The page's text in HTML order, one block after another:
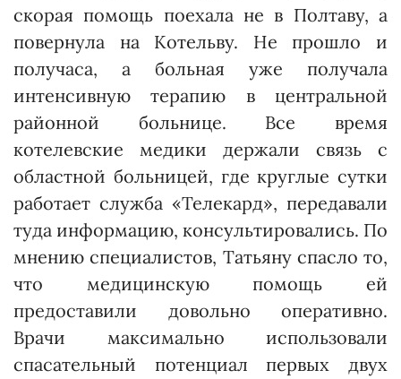
скорая помощь поехала не в Полтаву, а
повернула на Котельву. Не прошло и
получаса, а больная уже получала
интенсивную терапию в центральной
районной больнице. Все время
котелевские медики держали связь с
областной больницей, где круглые сутки
работает служба «Телекард», передавали
туда информацию, консультировались. По
мнению специалистов, Татьяну спасло то,
что медицинскую помощь ей
предоставили довольно оперативно.
Врачи максимально использовали
спасательный потенциал первых двух